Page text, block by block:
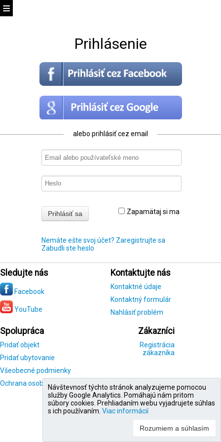
Prihlásenie
alebo prihlásiť cez email
Zapamätaj si ma
Nemáte ešte svoj účet? Zaregistrujte sa
Zabudli ste heslo
Sledujte nás
Facebook
YouTube
Kontaktujte nás
Kontaktné údaje
Kontaktný formulár
Nahlásiť problém
Spolupráca
Pridať objekt
Pridať ubytovanie
Všeobecné podmienky
Ochrana osobných údajov
Zákazníci
Registrácia
zákazníka
Návštevnosť týchto stránok analyzujeme pomocou
služby Google Analytics. Pomáhajú nám pritom
súbory cookies. Prehliadaním webu vyjadrujete súhlas
s ich používaním. Viac informácií